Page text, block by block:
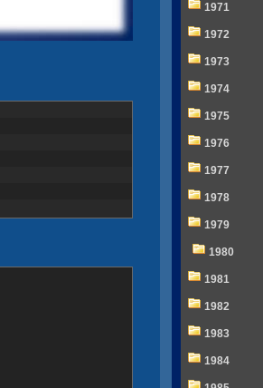
1971
1972
1973
1974
1975
1976
1977
1978
1979
1980
1981
1982
1983
1984